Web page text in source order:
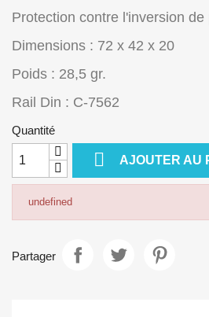
Protection contre l'inversion de
Dimensions : 72 x 42 x 20
Poids : 28,5 gr.
Rail Din : C-7562
Quantité
 AJOUTER AU
undefined
Partager